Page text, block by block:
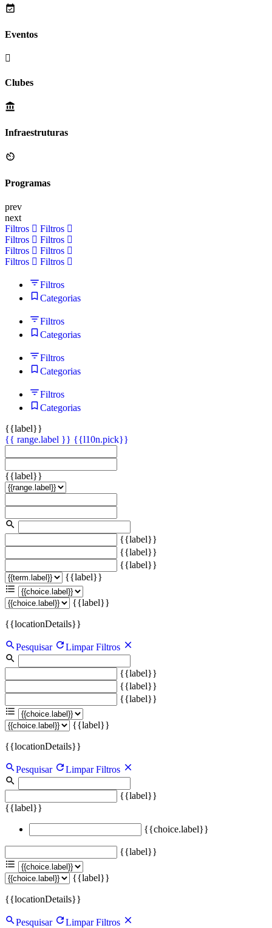
Eventos
Clubes
Infraestruturas
Programas
prev
next
Filtros
Filtros
Filtros
Filtros
Filtros
Filtros
Filtros
Filtros
Filtros
Categorias
Filtros
Categorias
Filtros
Categorias
Filtros
Categorias
{{label}}
{{ range.label }} {{l10n.pick}}
{{label}}
{{label}}
{{label}}
{{label}}
{{label}}
{{label}}
{{locationDetails}}
Pesquisar Limpar Filtros
{{label}}
{{label}}
{{label}}
{{label}}
{{locationDetails}}
Pesquisar Limpar Filtros
{{label}}
{{label}}
{{choice.label}}
{{label}}
{{label}}
{{locationDetails}}
Pesquisar Limpar Filtros